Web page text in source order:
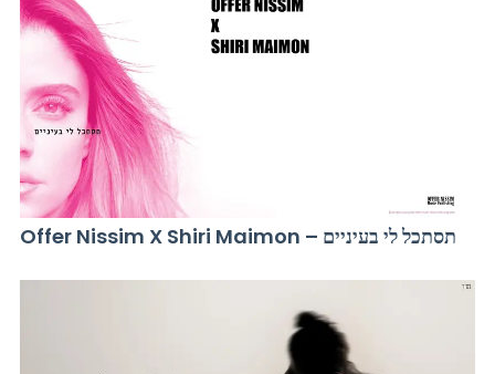
Offer Nissim X Shiri Maimon – תסתכל לי בעיניים